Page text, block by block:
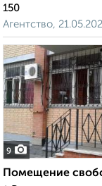
150
Агентство,
9
Помещение